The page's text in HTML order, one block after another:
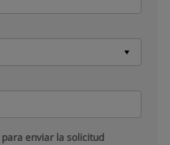
para enviar la solicitud